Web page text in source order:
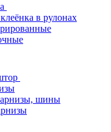
в рулонах
шины